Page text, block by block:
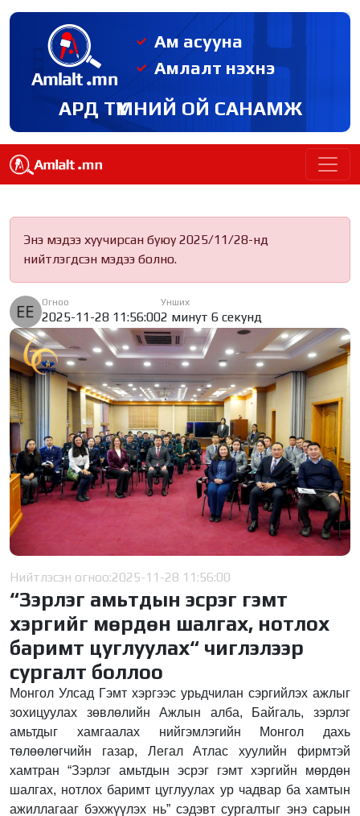
Ам асууна
Амлалт нэхнэ
АРД ТҮМНИЙ ОЙ САНАМЖ
Энэ мэдээ хуучирсан буюу 2025/11/28-нд
нийтлэгдсэн мэдээ болно.
Огноо
2025-11-28 11:56:00
Унших
2 минут 6 секунд
Нийтлэсэн огноо:2025-11-28 11:56:00
“Зэрлэг амьтдын эсрэг гэмт
хэргийг мөрдөн шалгах, нотлох
баримт цуглуулах“ чиглэлээр
сургалт боллоо
Монгол Улсад Гэмт хэргээс урьдчилан сэргийлэх ажлыг
зохицуулах зөвлөлийн Ажлын алба, Байгаль, зэрлэг
амьтдыг хамгаалах нийгэмлэгийн Монгол дахь
төлөөлөгчийн газар, Легал Атлас хуулийн фирмтэй
хамтран “Зэрлэг амьтдын эсрэг гэмт хэргийн мөрдөн
шалгах, нотлох баримт цуглуулах ур чадвар ба хамтын
ажиллагааг бэхжүүлэх нь” сэдэвт сургалтыг энэ сарын